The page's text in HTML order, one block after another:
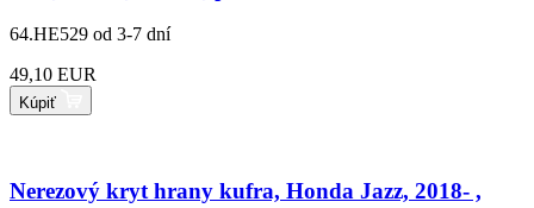
64.HE529 od 3-7 dní
49,10 EUR
Kúpiť
Nerezový kryt hrany kufra, Honda Jazz, 2018- ,